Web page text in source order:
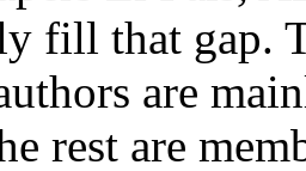
fill that gap.
are
rest are